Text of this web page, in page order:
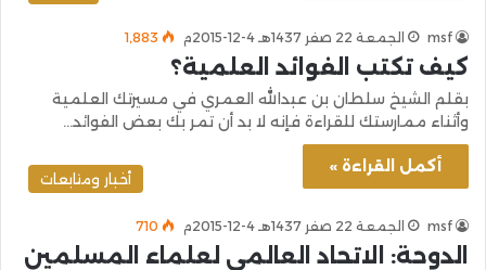
msf الجمعة 22 صفر 1437هـ 4-12-2015م 1٬883
كيف تكتب الفوائد العلمية؟
بقلم الشيخ سلطان بن عبدالله العمري في مسيرتك العلمية
وأثناء ممارستك للقراءة فإنه لا بد أن تمر بك بعض الفوائد…
أكمل القراءة »
أخبار ومتابعات
msf الجمعة 22 صفر 1437هـ 4-12-2015م 710
الدوحة: الاتحاد العالمي لعلماء المسلمين